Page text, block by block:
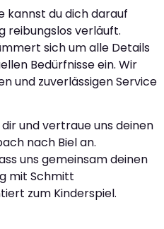
kannst du dich darauf
reibungslos verläuft.
sich um alle Details
Bedürfnisse ein. Wir
und zuverlässigen Service
und vertraue uns deinen
nach Biel an.
uns gemeinsam deinen
mit Schmitt
zum Kinderspiel.